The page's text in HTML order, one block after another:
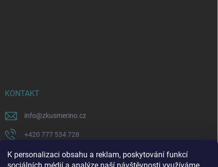
K personalizaci obsahu a reklam, poskytování funkcí
KONTAKT
info@zkusmerino.cz
+420 777 534 728
https://www.facebook.com/zkusmerino/